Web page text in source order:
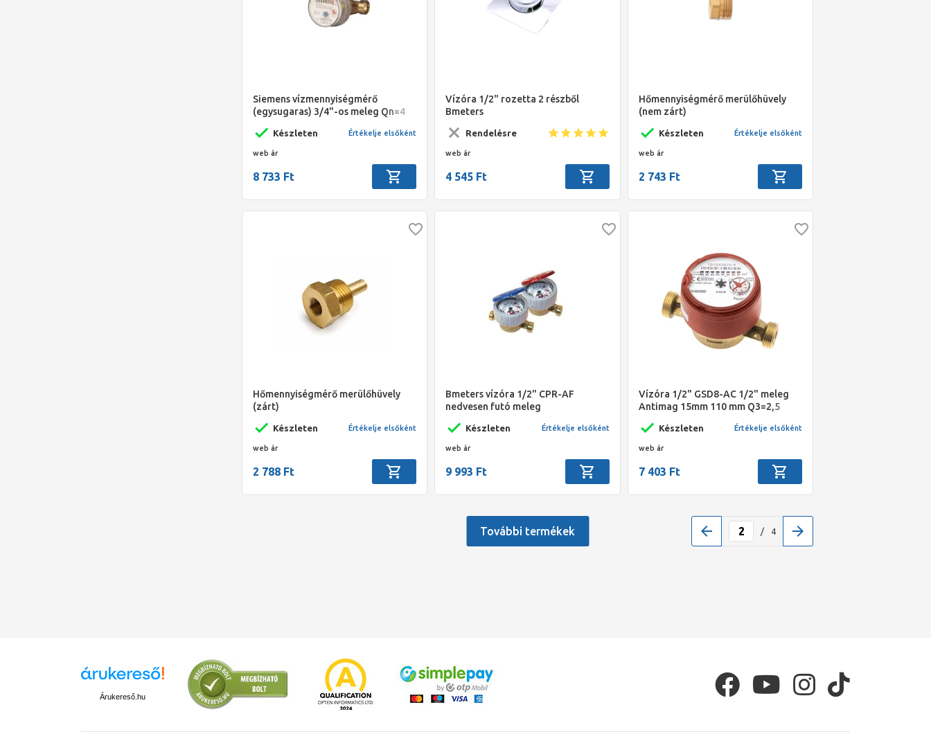
Siemens vízmennyiségmérő
(egysugaras) 3/4"-os meleg Qn=4
Készleten Értékelje elsőként
web ár
8 733 Ft
Vízóra 1/2" rozetta 2 részből
Bmeters
Rendelésre
web ár
4 545 Ft
Hőmennyiségmérő merülőhüvely
(nem zárt)
Készleten Értékelje elsőként
web ár
2 743 Ft
Hőmennyiségmérő merülőhüvely
(zárt)
Készleten Értékelje elsőként
web ár
2 788 Ft
Bmeters vízóra 1/2" CPR-AF
nedvesen futó meleg
Készleten Értékelje elsőként
web ár
9 993 Ft
Vízóra 1/2" GSD8-AC 1/2" meleg
Antimag 15mm 110 mm Q3=2,5
Készleten Értékelje elsőként
web ár
7 403 Ft
További termékek / 4
Árukereső.hu